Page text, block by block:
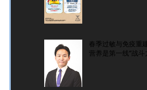
春季过敏与免疫重建
营养是第一线“战斗